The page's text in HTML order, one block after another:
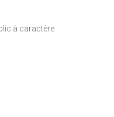
à caractère